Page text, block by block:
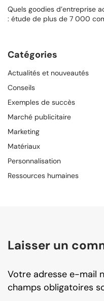
Quels goodies d’entreprise
: étude de plus de 7 000
Catégories
Actualités et nouveautés
Conseils
Exemples de succès
Marché publicitaire
Marketing
Matériaux
Personnalisation
Ressources humaines
Laisser un
Votre adresse e-mail
champs obligatoires